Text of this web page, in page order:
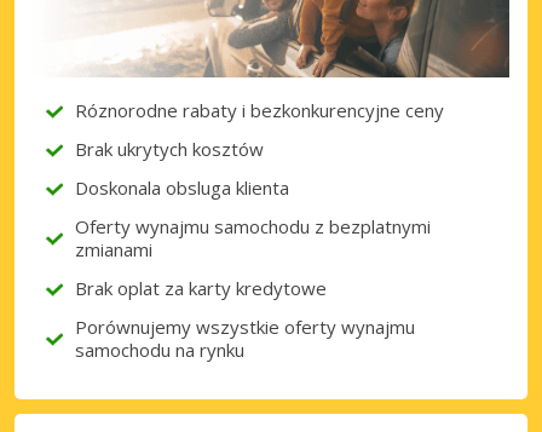
Róznorodne rabaty i bezkonkurencyjne ceny
Brak ukrytych kosztów
Doskonala obsluga klienta
Oferty wynajmu samochodu z bezplatnymi
zmianami
Brak oplat za karty kredytowe
Porównujemy wszystkie oferty wynajmu
samochodu na rynku